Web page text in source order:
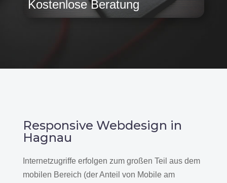
Kostenlose Beratung
Responsive Webdesign in
Hagnau
Internetzugriffe erfolgen zum großen Teil aus dem
mobilen Bereich (der Anteil von Mobile am